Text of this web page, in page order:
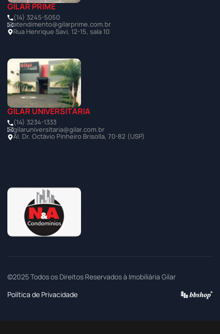
GILAR PRIME
(14) 3245-5050
atendimento@gilarprime.com.br
Rua Henrique Savi, 12-15, sala 10
GILAR UNIVERSITÁRIA
(14) 3234-1333
gilaruniversitaria@gilar.com.br
Al. Dr. Octávio Pinheiro Brisolla, 70-82 (USP)
©2025 Todos os Direitos Reservados à Imobiliária Gilar
Política de Privacidade